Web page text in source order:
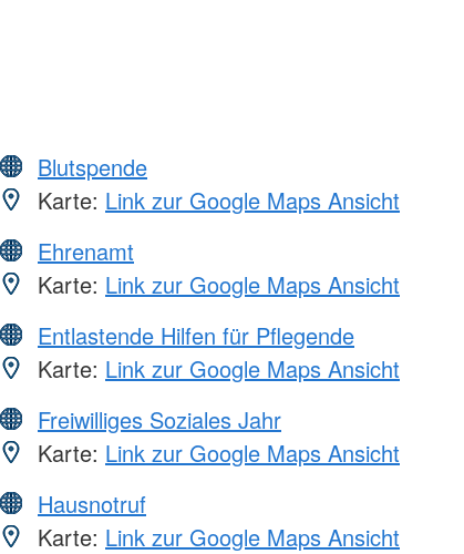
Blutspende
Karte: Link zur Google Maps Ansicht
Ehrenamt
Karte: Link zur Google Maps Ansicht
Entlastende Hilfen für Pflegende
Karte: Link zur Google Maps Ansicht
Freiwilliges Soziales Jahr
Karte: Link zur Google Maps Ansicht
Hausnotruf
Karte: Link zur Google Maps Ansicht